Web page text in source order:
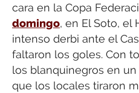
cara en la Copa
domingo, en El Soto, el
intenso derbi ante el
faltaron los goles. Con
los blanquinegros en
que los locales tiraron